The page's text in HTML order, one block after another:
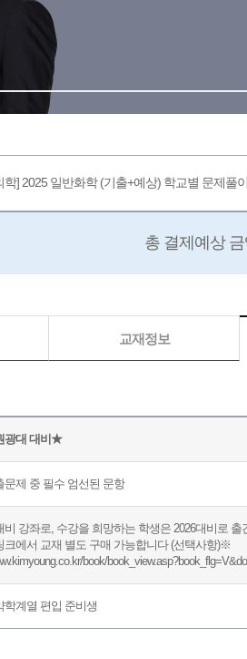
학] 2025 일반화학 (기출+예상) 학교별 문제풀
총 결제예상 금
교재정보
광대 대비★
문제 중 필수 엄선된 문항
비 강좌로, 수강을 희망하는 학생은 2026대비로
에서 교재 별도 구매 가능합니다 (선택사항)※
book/
학계열 편입 준비생